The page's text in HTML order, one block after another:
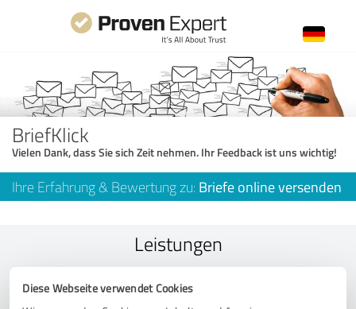
Diese Webseite verwendet Cookies
BriefKlick
Vielen Dank, dass Sie sich Zeit nehmen. Ihr Feedback ist uns wichtig!
Ihre Erfahrung & Bewertung zu: Briefe online versenden
Leistungen